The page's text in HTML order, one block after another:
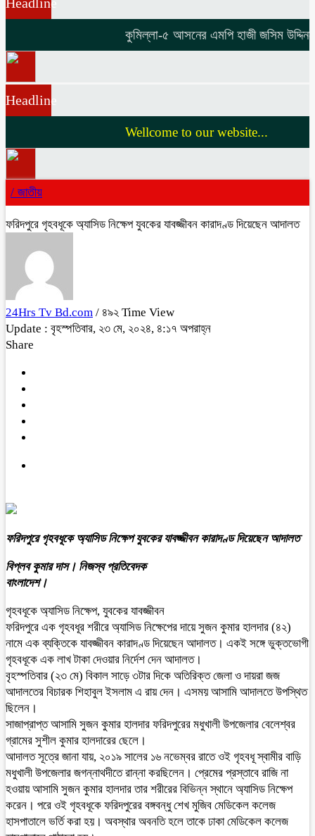
কুমিল্লা-৫ আসনের এমপি হাজী জসিম
Headline
Wellcome to our website...
/ জাতীয়
ফরিদপুরে গৃহবধূকে অ্যাসিড নিক্ষেপ যুবকের যাবজ্জীবন কারাদণ্ড দিয়েছেন আদালত
24Hrs Tv Bd.com / ৪৯২ Time View
Update : বৃহস্পতিবার, ২৩ মে, ২০২৪, ৪:১৭ অপরাহ্ন
Share
ফরিদপুরে গৃহবধূকে অ্যাসিড নিক্ষেপ যুবকের যাবজ্জীবন কারাদণ্ড দিয়েছেন আদালত
বিপ্লব কুমার দাস। নিজস্ব প্রতিবেদক
বাংলাদেশ।
গৃহবধূকে অ্যাসিড নিক্ষেপ, যুবকের যাবজ্জীবন
ফরিদপুরে এক গৃহবধূর শরীরে অ্যাসিড নিক্ষেপের দায়ে সুজন কুমার হালদার (৪২)
নামে এক ব্যক্তিকে যাবজ্জীবন কারাদণ্ড দিয়েছেন আদালত। একই সঙ্গে ভুক্তভোগী
গৃহবধূকে এক লাখ টাকা দেওয়ার নির্দেশ দেন আদালত।
বৃহস্পতিবার (২৩ মে) বিকাল সাড়ে ৩টার দিকে অতিরিক্ত জেলা ও দায়রা জজ
আদালতের বিচারক শিহাবুল ইসলাম এ রায় দেন। এসময় আসামি আদালতে উপস্থিত
ছিলেন।
সাজাপ্রাপ্ত আসামি সুজন কুমার হালদার ফরিদপুরের মধুখালী উপজেলার বেলেশ্বর
গ্রামের সুশীল কুমার হালদারের ছেলে।
আদালত সূত্রে জানা যায়, ২০১৯ সালের ১৬ নভেম্বর রাতে ওই গৃহবধূ স্বামীর বাড়ি
মধুখালী উপজেলার জগন্নাথদীতে রান্না করছিলেন। প্রেমের প্রস্তাবে রাজি না
হওয়ায় আসামি সুজন কুমার হালদার তার শরীরের বিভিন্ন স্থানে অ্যাসিড নিক্ষেপ
করেন। পরে ওই গৃহবধূকে ফরিদপুরের বঙ্গবন্ধু শেখ মুজিব মেডিকেল কলেজ
হাসপাতালে ভর্তি করা হয়। অবস্থার অবনতি হলে তাকে ঢাকা মেডিকেল কলেজ